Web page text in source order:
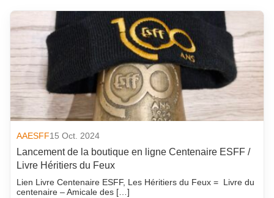
AAESFF15 Oct. 2024
Lancement de la boutique en ligne Centenaire ESFF /
Livre Héritiers du Feux
Lien Livre Centenaire ESFF, Les Héritiers du Feux = Livre du
centenaire – Amicale des […]